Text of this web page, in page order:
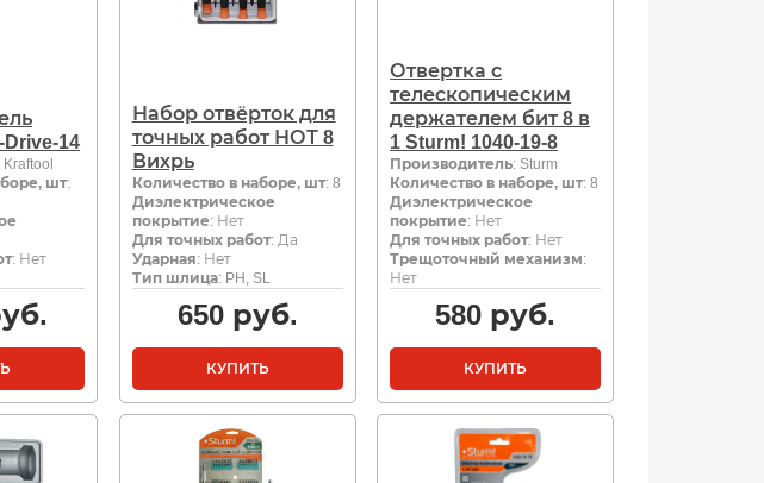
Drive-14
Kraftool
шт:
: Нет
Набор отвёрток для
точных работ НОТ 8
Вихрь
Количество в наборе, шт: 8
Диэлектрическое
покрытие: Нет
Для точных работ: Да
Ударная: Нет
Тип шлица: PH, SL
650руб.
КУПИТЬ
Отвертка с
телескопическим
держателем бит 8 в
1 Sturm! 1040-19-8
Производитель: Sturm
Количество в наборе, шт: 8
Диэлектрическое
покрытие: Нет
Для точных работ: Нет
Трещоточный механизм:
Нет
580 руб.
КУПИТЬ